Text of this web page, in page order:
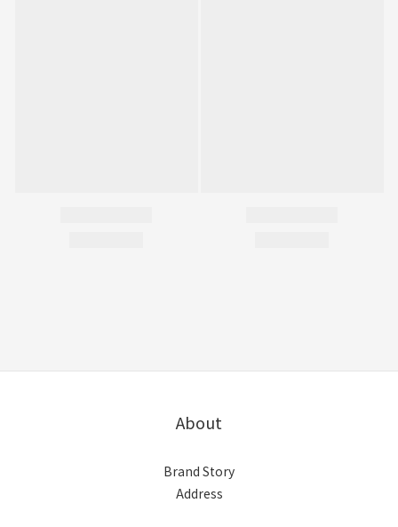
About
Brand Story
Address